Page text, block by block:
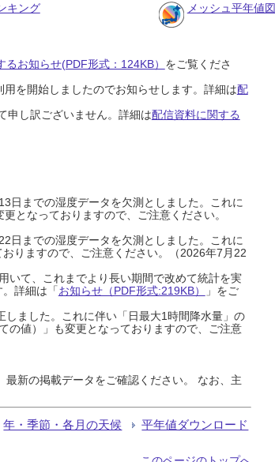
キング メッシュ平年値図
るお知らせ(PDF形式：124KB） をご覧くださ
を開始しましたのでお知らせします。詳細は配
申し訳ございません。詳細は配信資料に関する
日までの湿度データを欠測としました。これに
となっておりますので、ご注意ください。
日までの湿度データを欠測としました。これに
りますので、ご注意ください。（2026年7月22
いて、これまでより長い期間で改めて統計を実
詳細は「お知らせ（PDF形式:219KB）
」をご
ました。これに伴い「日最大1時間降水量」の
の値）」も変更となっておりますので、ご注意
新の掲載データをご確認ください。 なお、主
年・季節・各月の天候 平年値ダウンロード